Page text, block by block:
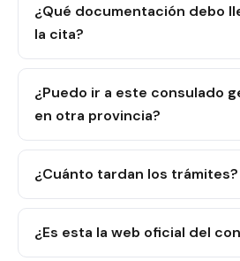
¿Qué documentación debo
la cita?
¿Puedo ir a este consulado
en otra provincia?
¿Cuánto tardan los trámites?
¿Es esta la web oficial del